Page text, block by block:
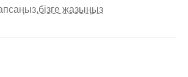
бізге жазыңыз